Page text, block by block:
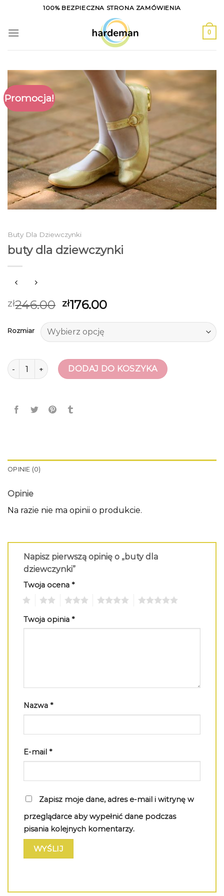
content
100% BEZPIECZNA STRONA ZAMÓWIENIA
0
Promocja!
Buty Dla Dziewczynki
buty dla dziewczynki
zł246.00 zł176.00
Rozmiar
ilość buty dla dziewczynkiDODAJ DO KOSZYKA
OPINIE (0)
Opinie
Na razie nie ma opinii o produkcie.
Napisz pierwszą opinię o „buty dla
dziewczynki”
Twoja ocena *
Twoja opinia *
Nazwa *
E-mail *
Zapisz moje dane, adres e-mail i witrynę w
przeglądarce aby wypełnić dane podczas
pisania kolejnych komentarzy.